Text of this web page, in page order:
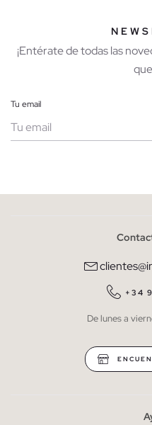
¡Entérate de todas las
Tu email
He leído y entiendo la
QUIERO
* Puedes cancelar la
+34
De lunes a